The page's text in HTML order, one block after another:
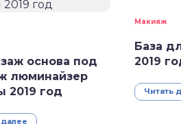
основа под
люминайзер
2019 год
далее
Макияж
База
2019
Читать